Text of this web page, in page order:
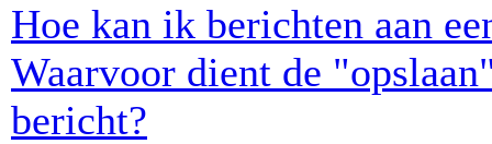
Hoe kan ik berichten aan
Waarvoor dient de
bericht?